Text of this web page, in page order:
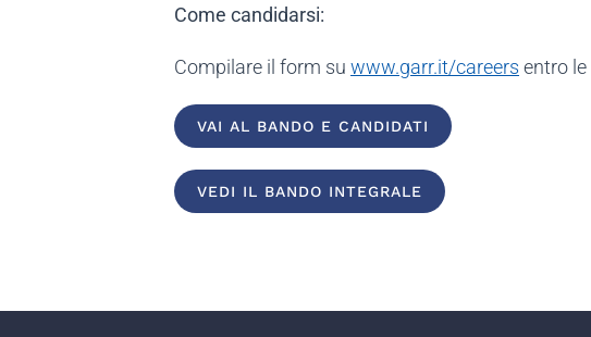
Come candidarsi:
Compilare il form su www.garr.it/careers entro le
VAI AL BANDO E CANDIDATI
VEDI IL BANDO INTEGRALE